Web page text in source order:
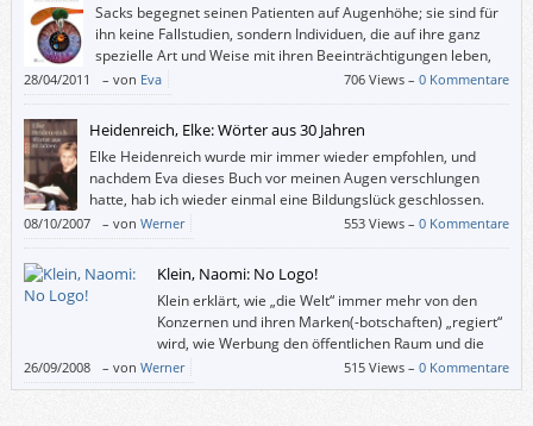
Sacks begegnet seinen Patienten auf Augenhöhe; sie sind für
ihn keine Fallstudien, sondern Individuen, die auf ihre ganz
spezielle Art und Weise mit ihren Beeinträchtigungen leben,
oft mittels erstaunlicher Tricks und origineller
Umgangsweisen.
28/04/2011 – von Eva 706 Views –0 Kommentare
Heidenreich, Elke: Wörter aus 30 Jahren
Elke Heidenreich wurde mir immer wieder empfohlen, und
nachdem Eva dieses Buch vor meinen Augen verschlungen
hatte, hab ich wieder einmal eine Bildungslück geschlossen.
08/10/2007 – von Werner 553 Views –0 Kommentare
Klein, Naomi: No Logo!
Klein erklärt, wie „die Welt“ immer mehr von den
Konzernen und ihren Marken(-botschaften) „regiert“
wird, wie Werbung den öffentlichen Raum und die
Bildungsstätten und die Medien übernommen hat
und wie die Konzerne, deren Umsätze zum Teil größer sind als die
26/09/2008 – von Werner 515 Views –0 Kommentare